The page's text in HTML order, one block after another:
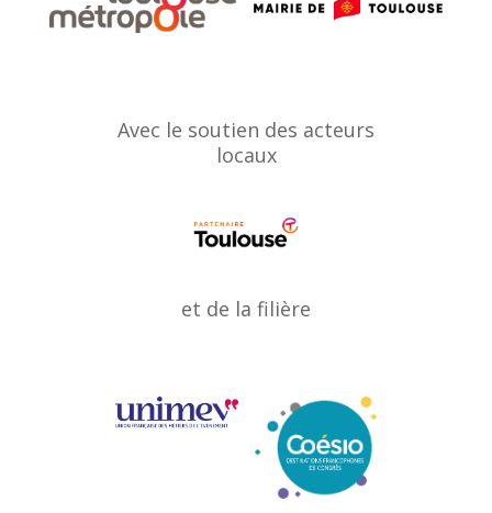
Avec le soutien des acteurs
locaux
et de la filière